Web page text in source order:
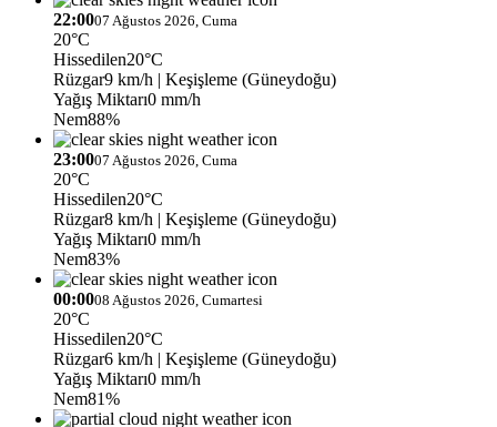
22:0007 Ağustos 2026, Cuma
20°C
Hissedilen20°C
Rüzgar9 km/h | Keşişleme (Güneydoğu)
Yağış Miktarı0 mm/h
Nem88%
23:0007 Ağustos 2026, Cuma
20°C
Hissedilen20°C
Rüzgar8 km/h | Keşişleme (Güneydoğu)
Yağış Miktarı0 mm/h
Nem83%
00:0008 Ağustos 2026, Cumartesi
20°C
Hissedilen20°C
Rüzgar6 km/h | Keşişleme (Güneydoğu)
Yağış Miktarı0 mm/h
Nem81%